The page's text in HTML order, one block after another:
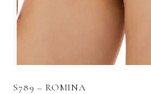
S789 – ROMINA